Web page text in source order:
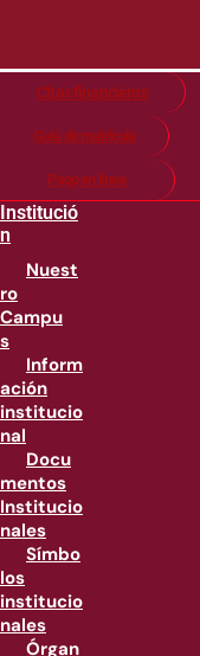
Citas financieras
Guía de matricula
Pago en línea
Institució
n
Nuest
ro
Campu
s
Inform
ación
institucio
nal
Docu
mentos
Institucio
nales
Símbo
los
institucio
nales
Órgan